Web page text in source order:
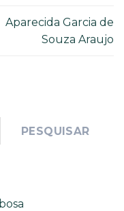
Aparecida Garcia de
Souza Araujo
PESQUISAR